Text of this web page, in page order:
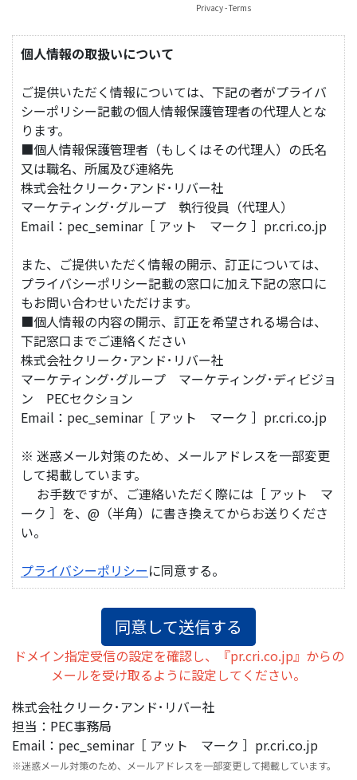
Privacy-Terms
個人情報の取扱いについて
ご提供いただく情報については、下記の者がプライバ
シーポリシー記載の個人情報保護管理者の代理人とな
ります。
■個人情報保護管理者（もしくはその代理人）の氏名
又は職名、所属及び連絡先
株式会社クリーク･アンド･リバー社
マーケティング･グループ 執行役員（代理人）
Email：pec_seminar［ アット マーク ］pr.cri.co.jp
また、ご提供いただく情報の開示、訂正については、
プライバシーポリシー記載の窓口に加え下記の窓口に
もお問い合わせいただけます。
■個人情報の内容の開示、訂正を希望される場合は、
下記窓口までご連絡ください
株式会社クリーク･アンド･リバー社
マーケティング･グループ マーケティング･ディビジョ
ン PECセクション
Email：pec_seminar［ アット マーク ］pr.cri.co.jp
※ 迷惑メール対策のため、メールアドレスを一部変更
して掲載しています。
お手数ですが、ご連絡いただく際には［ アット マ
ーク ］を、@（半角）に書き換えてからお送りくださ
い。
プライバシーポリシーに同意する。
ドメイン指定受信の設定を確認し、『pr.cri.co.jp』からの
メールを受け取るように設定してください。
株式会社クリーク･アンド･リバー社
担当：PEC事務局
Email：pec_seminar［ アット マーク ］pr.cri.co.jp
※迷惑メール対策のため、メールアドレスを一部変更して掲載しています。